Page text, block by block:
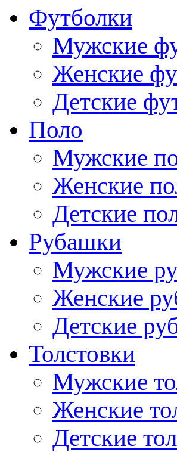
Футболки
Мужские
Женские
Детские
Поло
Мужские
Женские
Детские
Рубашки
Мужские
Женские
Детские
Толстовки
Мужские
Женские
Детские